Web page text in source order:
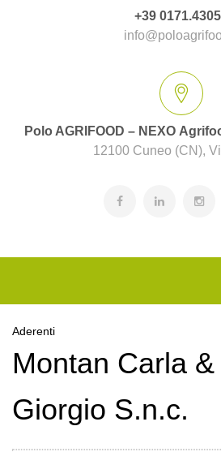
+39
Polo AGRIFOOD – NEXO
12100 Cuneo (CN),
Aderenti
Montan Carla
Giorgio S.n.c.